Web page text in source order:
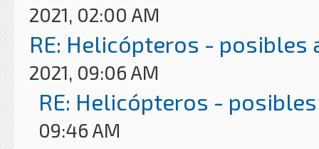
2021, 02:00 AM
RE: Helicópteros - posibles
2021, 09:06 AM
RE: Helicópteros -
09:46 AM